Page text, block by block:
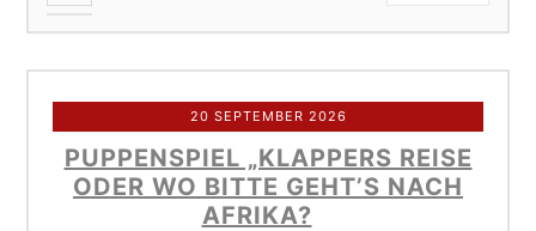
20 SEPTEMBER 2026
PUPPENSPIEL „KLAPPERS REISE
ODER WO BITTE GEHT’S NACH
AFRIKA?